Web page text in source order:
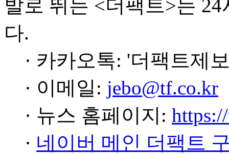
발로 뛰는 <더팩트>는
다.
· 카카오톡: '더팩트제
· 이메일: jebo@tf.co.kr
· 뉴스 홈페이지:
· 네이버 메인 더팩트